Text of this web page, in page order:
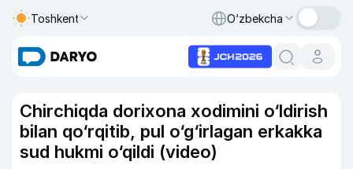
Toshkent O‘zbekcha
Chirchiqda dorixona xodimini o‘ldirish
bilan qo‘rqitib, pul o‘g‘irlagan erkakka
sud hukmi o‘qildi (video)